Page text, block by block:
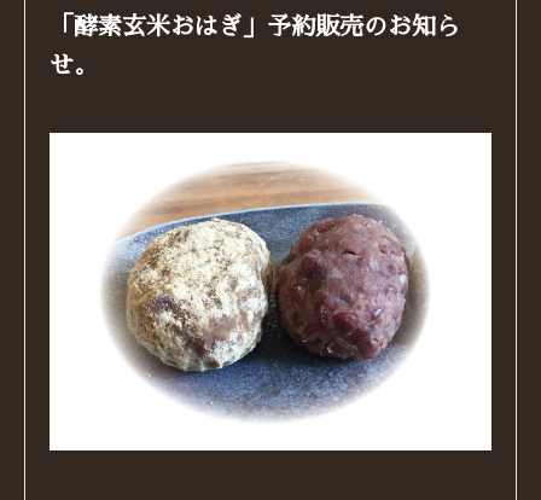
「酵素玄米おはぎ」予約販売のお知ら
せ。